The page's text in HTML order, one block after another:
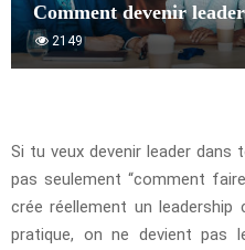
Comment devenir
2149
Si tu veux devenir leader dans
pas seulement “comment
crée réellement un leadership
pratique, on ne devient pas